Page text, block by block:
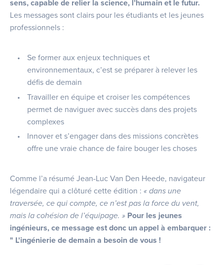
sens, capable de relier la science, l’humain et le futur.
Les messages sont clairs pour les étudiants et les jeunes
professionnels :
Se former aux enjeux techniques et
environnementaux, c’est se préparer à relever les
défis de demain
Travailler en équipe et croiser les compétences
permet de naviguer avec succès dans des projets
complexes
Innover et s’engager dans des missions concrètes
offre une vraie chance de faire bouger les choses
Comme l’a résumé Jean-Luc Van Den Heede, navigateur
légendaire qui a clôturé cette édition : « dans une
traversée, ce qui compte, ce n’est pas la force du vent,
mais la cohésion de l’équipage. » Pour les jeunes
ingénieurs, ce message est donc un appel à embarquer :
" L'ingénierie de demain a besoin de vous !